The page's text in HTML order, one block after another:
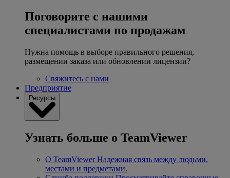
Поговорите с нашими
специалистами по продажам
Нужна помощь в выборе правильного решения,
размещении заказа или обновлении лицензии?
Свяжитесь с нами
Предприятие
Ресурсы
Узнать больше о TeamViewer
О TeamViewer Надежная связь между людьми,
местами и предметами.